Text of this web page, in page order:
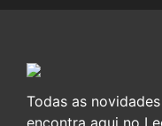
Todas as
encontra aqui no